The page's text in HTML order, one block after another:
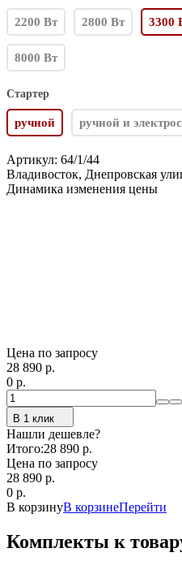
2200 Вт 2800 Вт 3300
8000 Вт
Стартер
ручной ручной и
Артикул: 64/1/44
Владивосток, Днепровская
Динамика изменения цены
Цена по запросу
28 890 p.
0 p.
В 1 клик
Нашли дешевле?
Итого:28 890 p.
Цена по запросу
28 890 p.
0 p.
В корзинуВ корзинеПерейти
Комплекты к